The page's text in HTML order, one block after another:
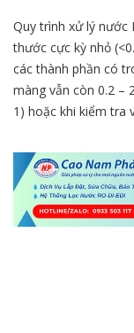
Quy trình xử lý nước
thước cực kỳ nhỏ
các thành phần có
màng vẫn còn 0.2 –
1) hoặc khi kiểm tra